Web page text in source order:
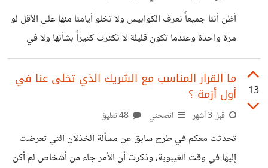
صارمة فتم فسخها بعد التوقف عن التواصل ولا مجال
أظن أننا جميعاً نعرف الكوابيس ولا تخلو أيامنا منها على الأقل لو
مرة واحدة وعندما تكون قليلة لا نكترث كثيراً بشأنها ولا في
حلول التعامل معها، لكن عندما تزداد لدرجة أن تأتي في النوم
يومياً وفي أيام أكثر من مرة هنا هذه أزمة. هذا ما يحدث الآن
معي، استيقظ على كوابيس يومياً وثمة أيام بها أكثر من كابوس
بعضها واضح وآخر مبهم لكنه يكاد يجعل قلبي يتوقف من كثرة
الذعر وأنا نائم. نصحني البعض بقراءة القرآن قبل النوم وتشغيله
أثناء
13
ما القرار المناسب مع الشريك الذي تخلى عنا في
أول أزمة ؟
قبل 3 أشهر انصحني
تحدثت معكم في طرح سابق عن مسألة الخذلان التي تعرضت
إليها في وقت الغيبوبة، وذكرت أن الأمر جاء من أشخاص لم أكن